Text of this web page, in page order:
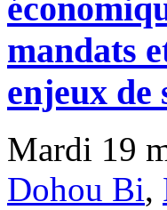
mandats
enjeux de
Mardi 19
Dohou Bi,